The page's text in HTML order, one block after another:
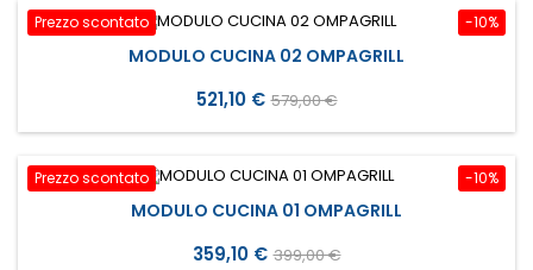
-10%
Prezzo scontato
MODULO CUCINA 02 OMPAGRILL
Prezzo
521,10 € Prezzo
base
579,00 €
-10%
Prezzo scontato
MODULO CUCINA 01 OMPAGRILL
Prezzo
359,10 € Prezzo
399,00 €